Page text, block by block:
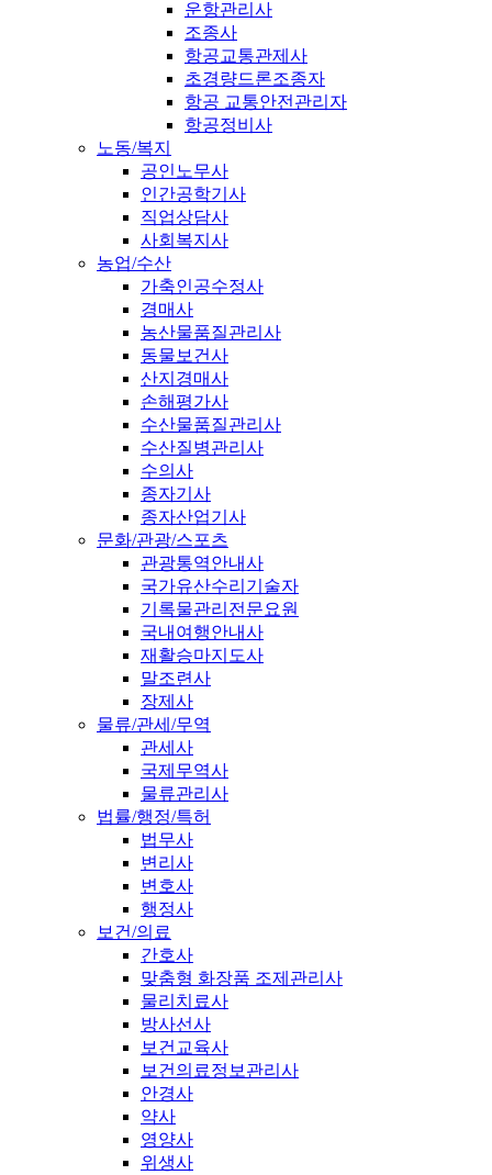
운항관리사
조종사
항공교통관제사
초경량드론조종자
항공 교통안전관리자
항공정비사
노동/복지
공인노무사
인간공학기사
직업상담사
사회복지사
농업/수산
가축인공수정사
경매사
농산물품질관리사
동물보건사
산지경매사
손해평가사
수산물품질관리사
수산질병관리사
수의사
종자기사
종자산업기사
문화/관광/스포츠
관광통역안내사
국가유산수리기술자
기록물관리전문요원
국내여행안내사
재활승마지도사
말조련사
장제사
물류/관세/무역
관세사
국제무역사
물류관리사
법률/행정/특허
법무사
변리사
변호사
행정사
보건/의료
간호사
맞춤형 화장품 조제관리사
물리치료사
방사선사
보건교육사
보건의료정보관리사
안경사
약사
영양사
위생사